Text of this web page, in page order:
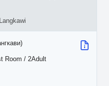
Room / 2Adult